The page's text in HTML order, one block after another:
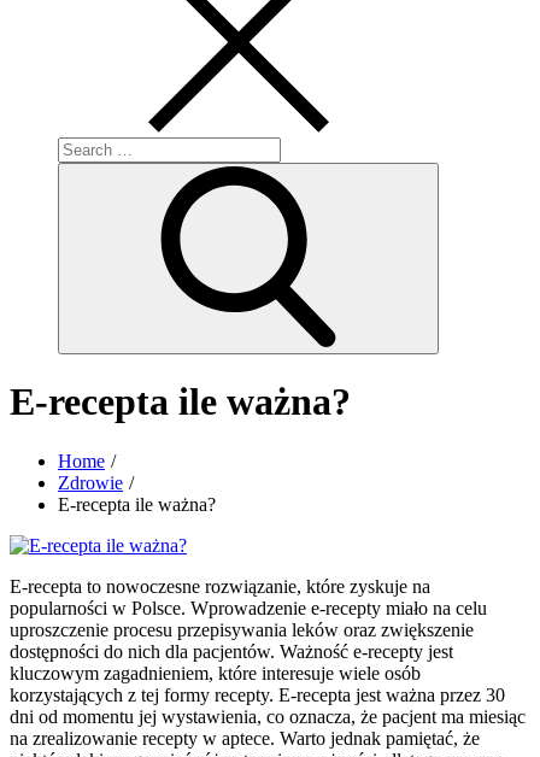
Search
for:
E-recepta ile ważna?
Home
Zdrowie
E-recepta ile ważna?
E-recepta to nowoczesne rozwiązanie, które zyskuje na
popularności w Polsce. Wprowadzenie e-recepty miało na celu
uproszczenie procesu przepisywania leków oraz zwiększenie
dostępności do nich dla pacjentów. Ważność e-recepty jest
kluczowym zagadnieniem, które interesuje wiele osób
korzystających z tej formy recepty. E-recepta jest ważna przez 30
dni od momentu jej wystawienia, co oznacza, że pacjent ma miesiąc
na zrealizowanie recepty w aptece. Warto jednak pamiętać, że